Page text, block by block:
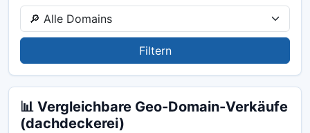
Filtern
📊 Vergleichbare Geo-Domain-Verkäufe
(dachdeckerei)